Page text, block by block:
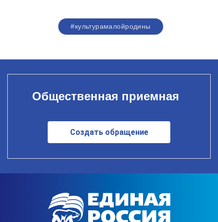
#культурамалойродины
Общественная приемная
Создать обращение